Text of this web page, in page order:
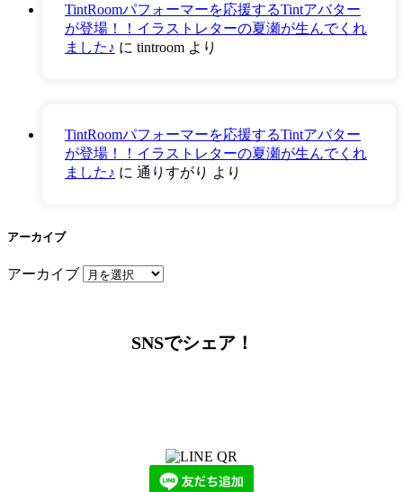
TintRoomパフォーマーを応援するTintアバター
が登場！！イラストレターの夏瀬が生んでくれ
ました♪ に tintroom より
TintRoomパフォーマーを応援するTintアバター
が登場！！イラストレターの夏瀬が生んでくれ
ました♪ に 通りすがり より
アーカイブ
アーカイブ
SNSでシェア！